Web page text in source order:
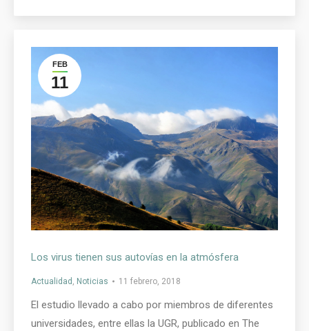
FEB
11
Los virus tienen sus autovías en la atmósfera
Actualidad , Noticias 11 febrero, 2018
El estudio llevado a cabo por miembros de diferentes
universidades, entre ellas la UGR, publicado en The